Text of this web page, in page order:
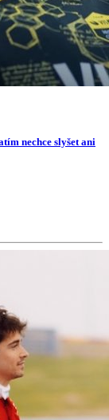
nechce slyšet ani